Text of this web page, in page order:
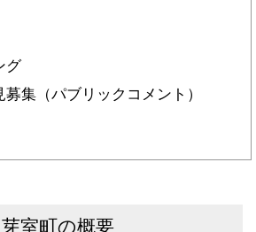
グ
集（パブリックコメント）
芽室町の概要